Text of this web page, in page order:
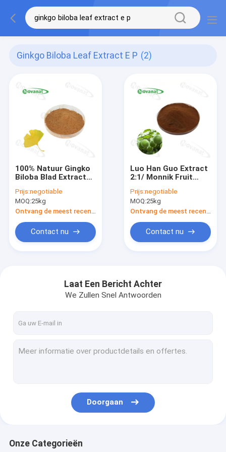
Ginkgo Biloba Leaf Extract E P (2)
100% Natuur Gingko
Biloba Blad Extract
Ingrediënten
Prijs:negotiable
MOQ:25kg
Contact nu
Luo Han Guo Extract
2:1/ Monnik Fruit
Mogrosides/
Natuurlijke zoetstof
Prijs:negotiable
MOQ:25kg
Contact nu
Laat Een Bericht Achter
We Zullen Snel Antwoorden
Doorgaan
Onze Categorieën